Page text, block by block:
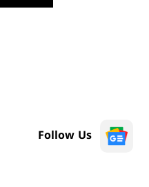
Follow Us